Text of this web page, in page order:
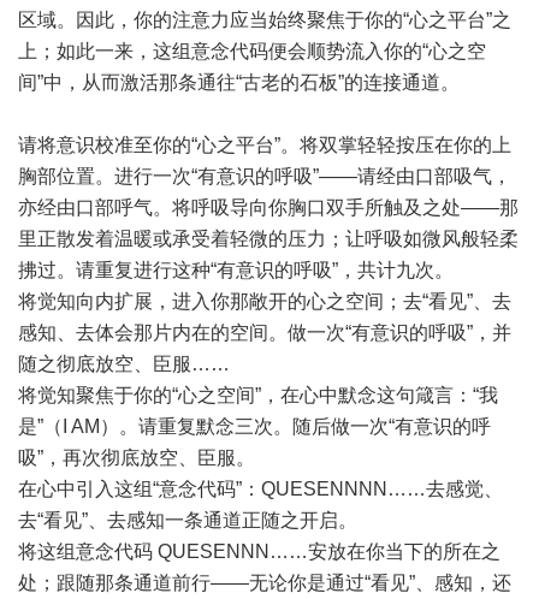
区域。因此，你的注意力应当始终聚焦于你的“心之平台”之
上；如此一来，这组意念代码便会顺势流入你的“心之空
间”中，从而激活那条通往“古老的石板”的连接通道。
请将意识校准至你的“心之平台”。将双掌轻轻按压在你的上
胸部位置。进行一次“有意识的呼吸”——请经由口部吸气，
亦经由口部呼气。将呼吸导向你胸口双手所触及之处——那
里正散发着温暖或承受着轻微的压力；让呼吸如微风般轻柔
拂过。请重复进行这种“有意识的呼吸”，共计九次。
将觉知向内扩展，进入你那敞开的心之空间；去“看见”、去
感知、去体会那片内在的空间。做一次“有意识的呼吸”，并
随之彻底放空、臣服……
将觉知聚焦于你的“心之空间”，在心中默念这句箴言：“我
是”（I AM）。请重复默念三次。随后做一次“有意识的呼
吸”，再次彻底放空、臣服。
在心中引入这组“意念代码”：QUESENNNN……去感觉、
去“看见”、去感知一条通道正随之开启。
将这组意念代码 QUESENNN……安放在你当下的所在之
处；跟随那条通道前行——无论你是通过“看见”、感知，还